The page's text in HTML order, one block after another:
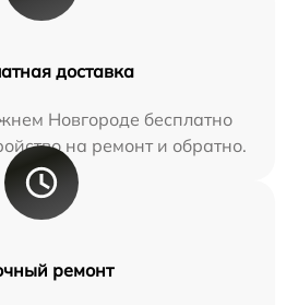
доставка
Новгороде бесплатно
на ремонт и обратно.
ремонт